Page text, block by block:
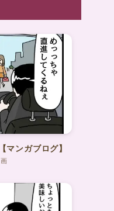
マンガブログ】